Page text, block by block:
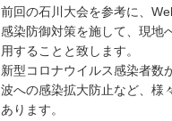
前回の石川大会を参考に、
感染防御対策を施して、現地
用することと致します。
新型コロナウイルス感染者数
波への感染拡大防止など、様
あります。